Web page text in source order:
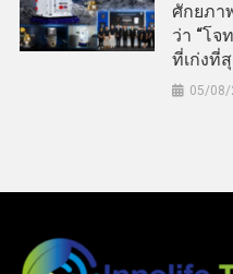
ศักยภา
ว่า “โ
ที่เก่งที่สุ
05/08/